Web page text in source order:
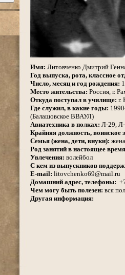
Имя: Литовченко Дмитрий
Год выпуска, рота, классное
Число, месяц и год рождения:
Место жительства: Россия, г.
Откуда поступал в училище: г.
Где служил, в какие годы:
(Балашовское ВВАУЛ)
Авиатехника в полках: Л-29,
Крайняя должность, воинское
Семья (жена, дети, внуки):
Род занятий в настоящее
Увлечения: волейбол
С кем из выпускников
E-mail: litovchenko69@mail.ru
Домашний адрес, телефоны:
Чем могу быть полезен: вся
Другая информация: